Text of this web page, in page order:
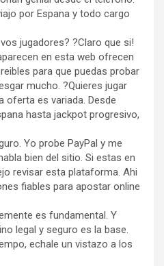
por Espana y todo cargo
jugadores? ?Claro que si!
en esta web ofrecen
para que puedas probar
mucho. ?Quieres jugar
oferta es variada. Desde
hasta jackpot progresivo,
Yo probe PayPal y me
bien del sitio. Si estas en
revisar esta plataforma. Ahi
fiables para apostar online
es fundamental. Y
legal y seguro es la base.
echale un vistazo a los